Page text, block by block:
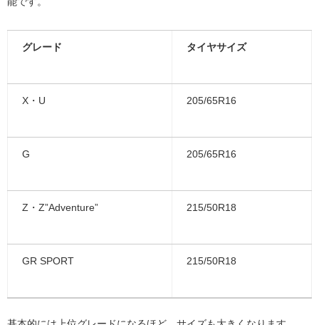
グレード タイヤサイズ
X・U 205/65R16
G 205/65R16
Z・Z”Adventure” 215/50R18
GR SPORT 215/50R18